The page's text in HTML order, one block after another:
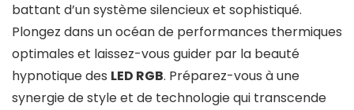
battant d’un système silencieux et sophistiqué.
Plongez dans un océan de performances thermiques
optimales et laissez-vous guider par la beauté
hypnotique des LED RGB. Préparez-vous à une
synergie de style et de technologie qui transcende